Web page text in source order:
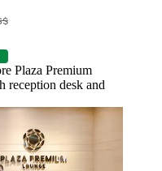
Plaza Premium
reception desk and